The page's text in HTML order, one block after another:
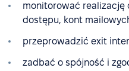
monitorować realizację
dostępu, kont
przeprowadzić exit
zadbać o spójność i